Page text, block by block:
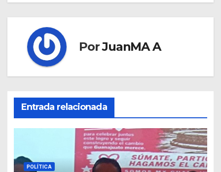
PorJuanMA A
Entrada relacionada
POLÍTICA